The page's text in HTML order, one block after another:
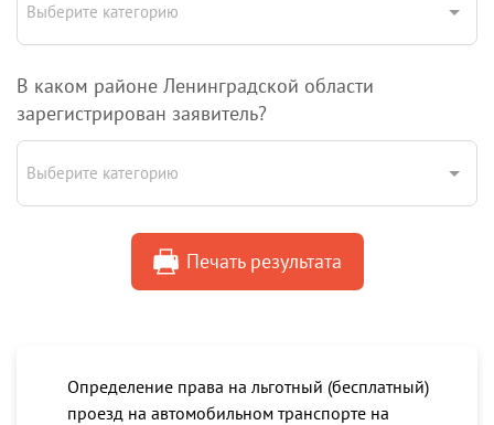
Выберите категорию
В каком районе Ленинградской области
зарегистрирован заявитель?
Выберите категорию
Печать результата
Определение права на льготный (бесплатный)
проезд на автомобильном транспорте на